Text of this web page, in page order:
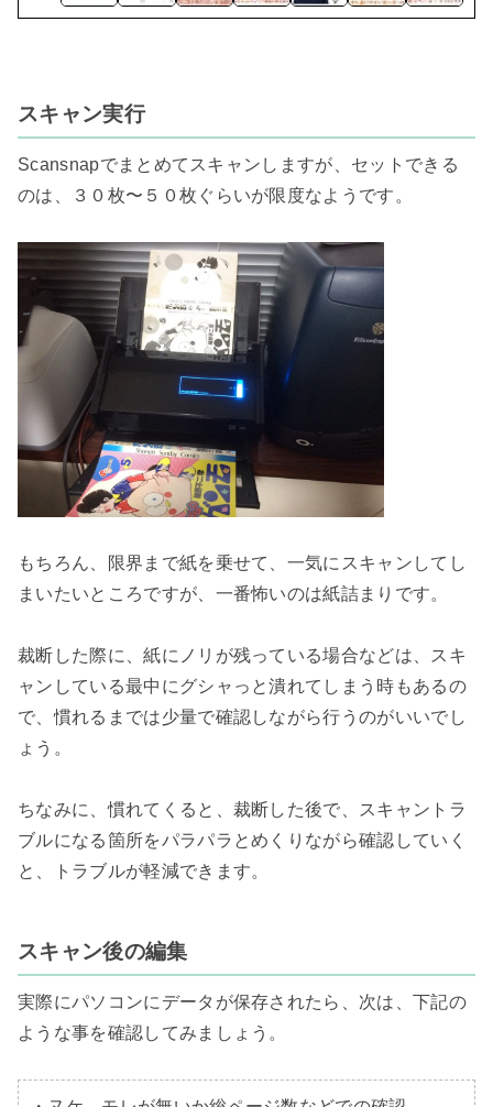
スキャン実行
Scansnapでまとめてスキャンしますが、セットできる
のは、３０枚〜５０枚ぐらいが限度なようです。
もちろん、限界まで紙を乗せて、一気にスキャンしてし
まいたいところですが、一番怖いのは紙詰まりです。
裁断した際に、紙にノリが残っている場合などは、スキ
ャンしている最中にグシャっと潰れてしまう時もあるの
で、慣れるまでは少量で確認しながら行うのがいいでし
ょう。
ちなみに、慣れてくると、裁断した後で、スキャントラ
ブルになる箇所をパラパラとめくりながら確認していく
と、トラブルが軽減できます。
スキャン後の編集
実際にパソコンにデータが保存されたら、次は、下記の
ような事を確認してみましょう。